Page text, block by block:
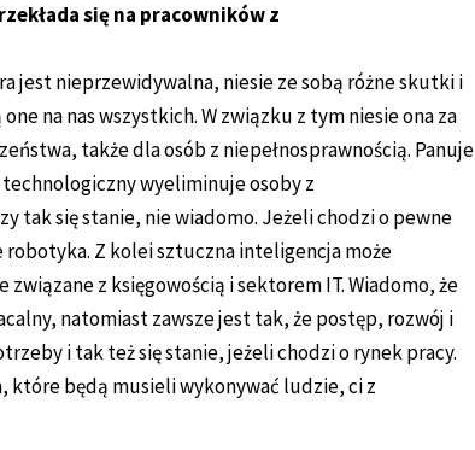
się na pracowników z
jest nieprzewidywalna, niesie ze sobą różne skutki i
na nas wszystkich. W związku z tym niesie ona za
także dla osób z niepełnosprawnością. Panuje
wyeliminuje osoby z
tak się stanie, nie wiadomo. Jeżeli chodzi o pewne
Z kolei sztuczna inteligencja może
z księgowością i sektorem IT. Wiadomo, że
natomiast zawsze jest tak, że postęp, rozwój i
i tak też się stanie, jeżeli chodzi o rynek pracy.
które będą musieli wykonywać ludzie, ci z